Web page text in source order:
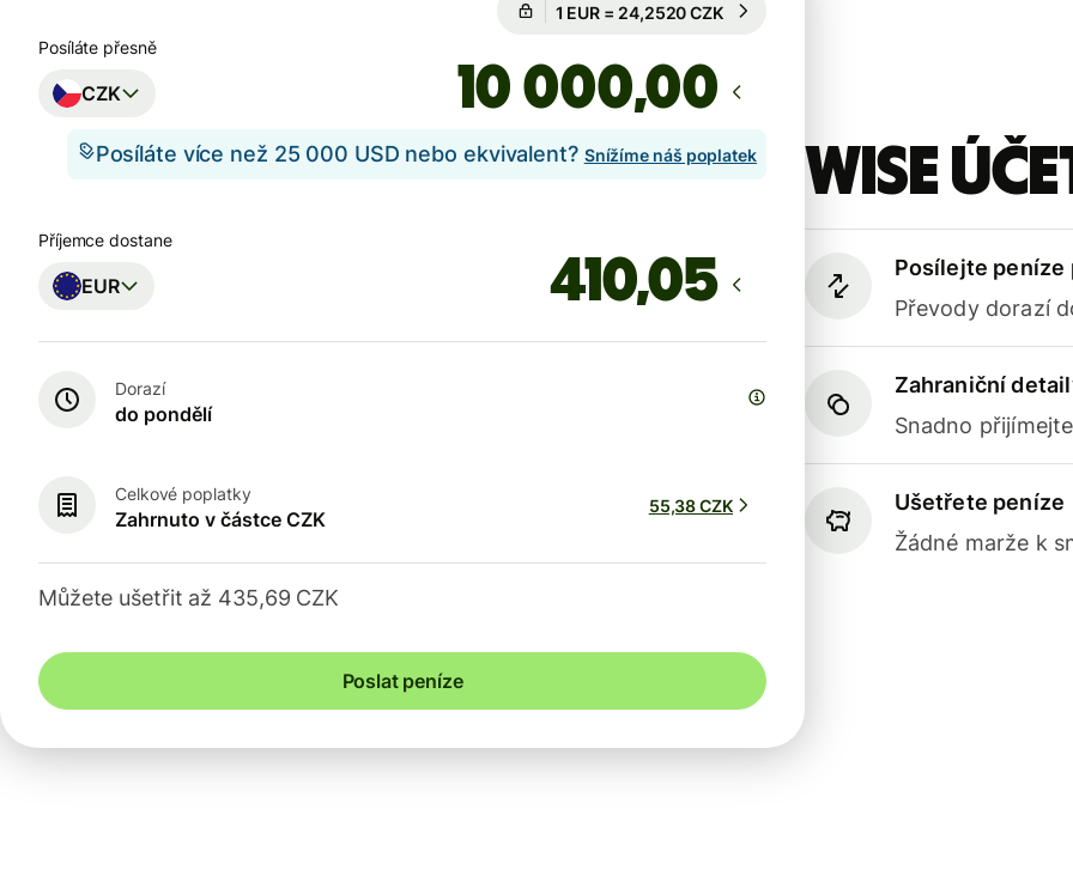
Wise
Posílejte peníze
Převody dorazí
Zahraniční
Snadno
Ušetřete peníze
Žádné marže k
Garantován na 55 h
Posíláte přesně
CZK ,00
Posíláte více než 25 000 USD nebo ekvivalent? Snížíme náš poplatek
Příjemce dostane
EUR
Dorazí
do pondělí
Celkové poplatky
Zahrnuto v částce CZK
55,38 CZK
Můžete ušetřit až 435,69 CZK
Poslat peníze